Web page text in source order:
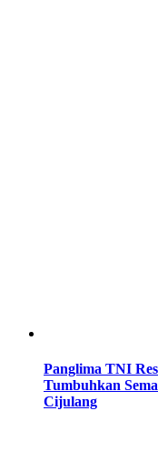
Panglima TNI
Tumbuhkan
Cijulang